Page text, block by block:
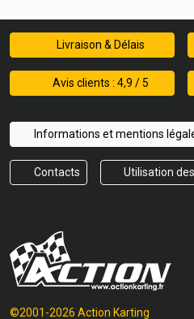
Livraison & Délais
Avis clients : 4,9 / 5
Informations et mentions
Contacts Utilisation
©2001-2026 Action Karting